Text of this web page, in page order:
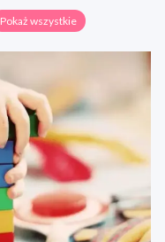
Pokaż wszystkie